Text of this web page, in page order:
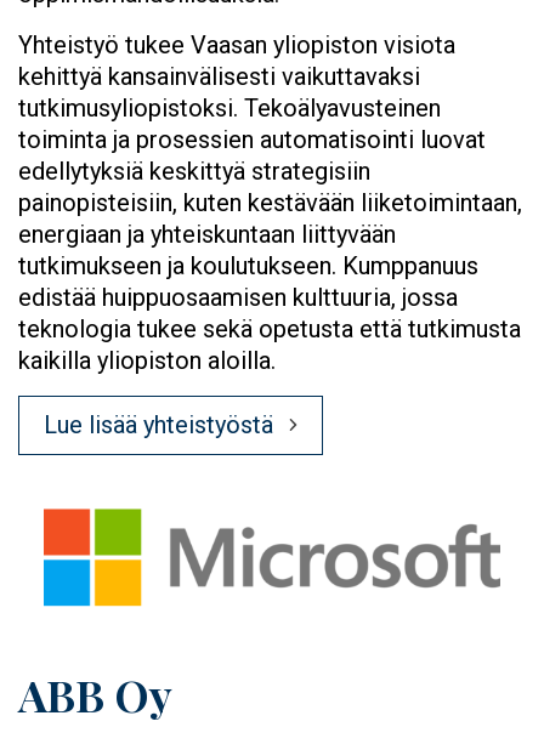
Yhteistyö tukee Vaasan yliopiston visiota
kehittyä kansainvälisesti vaikuttavaksi
tutkimusyliopistoksi. Tekoälyavusteinen
toiminta ja prosessien automatisointi luovat
edellytyksiä keskittyä strategisiin
painopisteisiin, kuten kestävään liiketoimintaan,
energiaan ja yhteiskuntaan liittyvään
tutkimukseen ja koulutukseen. Kumppanuus
edistää huippuosaamisen kulttuuria, jossa
teknologia tukee sekä opetusta että tutkimusta
kaikilla yliopiston aloilla.
Lue lisää yhteistyöstä
ABB Oy